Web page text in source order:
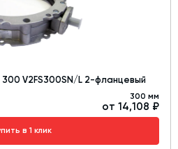
300 V2FS300SN/L 2-фланцевый
300 мм
от 14,108 ₽
в 1 клик